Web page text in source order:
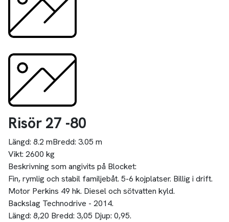
Risör 27 -80
Längd: 8.2 mBredd: 3.05 m
Vikt: 2600 kg
Beskrivning som angivits på Blocket:
Fin, rymlig och stabil familjebåt. 5-6 kojplatser. Billig i drift.
Motor Perkins 49 hk. Diesel och sötvatten kyld.
Backslag Technodrive - 2014.
Längd: 8,20 Bredd: 3,05 Djup: 0,95.